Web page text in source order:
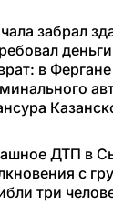
забрал
деньги
в
ДТП в
с
три